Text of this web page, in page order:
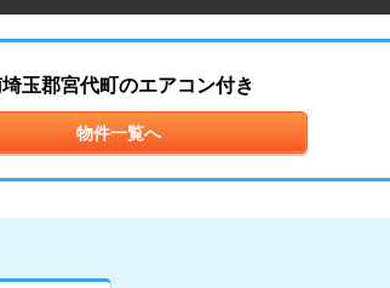
玉郡宮代町のエアコン付き
物件一覧へ